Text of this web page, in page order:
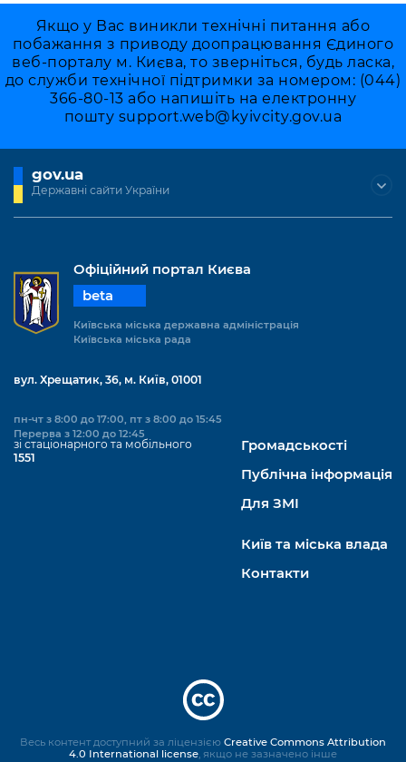
Якщо у Вас виникли технічні питання або
побажання з приводу доопрацювання Єдиного
веб-порталу м. Києва, то зверніться, будь ласка,
до служби технічної підтримки за номером: (044)
366-80-13 або напишіть на електронну
пошту support.web@kyivcity.gov.ua
gov.ua
Державні сайти України
Офіційний портал Києва
beta
Київська міська державна адміністрація
Київська міська рада
вул. Хрещатик, 36, м. Київ, 01001
пн-чт з 8:00 до 17:00, пт з 8:00 до 15:45
Перерва з 12:00 до 12:45
зі стаціонарного та мобільного
1551
Громадськості
Публічна інформація
Для ЗМІ
Київ та міська влада
Контакти
Весь контент доступний за ліцензією Creative Commons Attribution
4.0 International license, якщо не зазначено інше